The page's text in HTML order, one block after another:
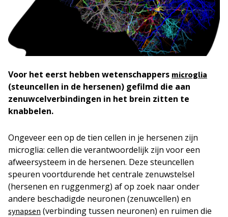
Voor het eerst hebben wetenschappers microglia
(steuncellen in de hersenen) gefilmd die aan
zenuwcelverbindingen in het brein zitten te
knabbelen.
Ongeveer een op de tien cellen in je hersenen zijn
microglia: cellen die verantwoordelijk zijn voor een
afweersysteem in de hersenen. Deze steuncellen
speuren voortdurende het centrale zenuwstelsel
(hersenen en ruggenmerg) af op zoek naar onder
andere beschadigde neuronen (zenuwcellen) en
synapsen (verbinding tussen neuronen) en ruimen die